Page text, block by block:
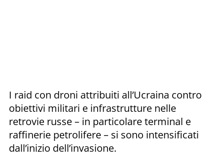
I raid con droni attribuiti all’Ucraina contro
obiettivi militari e infrastrutture nelle
retrovie russe – in particolare terminal e
raffinerie petrolifere – si sono intensificati
dall’inizio dell’invasione.